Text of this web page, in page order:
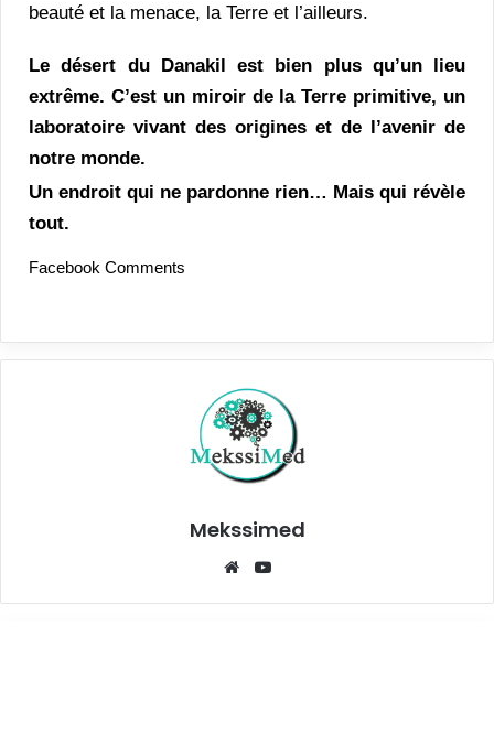
beauté et la menace, la Terre et l’ailleurs.
Le désert du Danakil est bien plus qu’un lieu
extrême. C’est un miroir de la Terre primitive, un
laboratoire vivant des origines et de l’avenir de
notre monde.
Un endroit qui ne pardonne rien… Mais qui révèle
tout.
Facebook Comments
Mekssimed